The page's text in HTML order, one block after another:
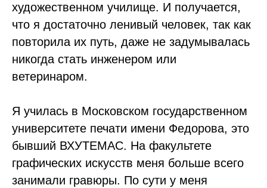
художественном училище. И получается,
что я достаточно ленивый человек, так как
повторила их путь, даже не задумывалась
никогда стать инженером или
ветеринаром.
Я училась в Московском государственном
университете печати имени Федорова, это
бывший ВХУТЕМАС. На факультете
графических искусств меня больше всего
занимали гравюры. По сути у меня